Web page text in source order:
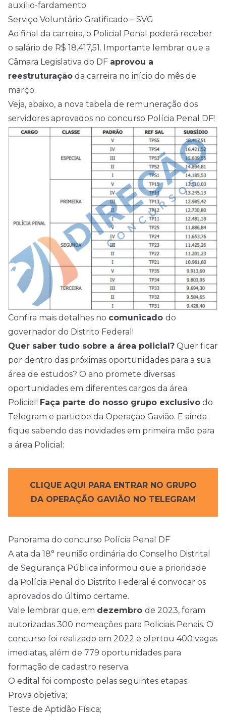
auxílio-fardamento
Serviço Voluntário Gratificado – SVG
Ao final da carreira, o Policial Penal poderá receber
o salário de R$ 18.417,51. Importante lembrar que a
Câmara Legislativa do DF aprovou a
reestruturação da carreira no início do mês de
março.
Veja, abaixo, a nova tabela de remuneração dos
servidores aprovados no concurso Polícia Penal DF!
Confira mais detalhes no comunicado do
governador do Distrito Federal!
Quer saber tudo sobre a área policial? Quer ficar
por dentro das próximas oportunidades para a sua
área de estudos? O ano promete diversas
oportunidades em diferentes cargos da área
Policial! Faça parte do nosso grupo exclusivo do
Telegram e participe da Operação Gavião. E ainda
fique sabendo das novidades em primeira mão para
a área Policial:
CLIQUE AQUI PARA ENTRAR NO GRUPO
DA OPERAÇÃO GAVIÃO NO TELEGRAM
Panorama do concurso Polícia Penal DF
A ata da 18° reunião ordinária do Conselho Distrital
de Segurança Pública informou que a prioridade
da Polícia Penal do Distrito Federal é convocar os
aprovados do último certame.
Vale lembrar que, em dezembro de 2023, foram
autorizadas 300 nomeações para Policiais Penais. O
concurso foi realizado em 2022 e ofertou 400 vagas
imediatas, além de 779 oportunidades para
formação de cadastro reserva.
O edital foi composto pelas seguintes etapas:
Prova objetiva;
Teste de Aptidão Física;